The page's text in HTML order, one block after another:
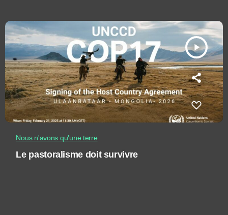
play_arrow
Nous n'avons qu'une terre
Le pastoralisme doit survivre